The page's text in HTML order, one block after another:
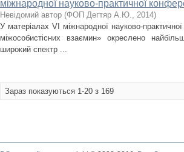
міжнародної науково-практичної
Невідомий автор (ФОП Дегтяр А.Ю., 2014)
У матеріалах VІ міжнародної науково-
міжособистісних взаємин» окреслено
широкий спектр ...
Зараз показуються 1-20 з 169